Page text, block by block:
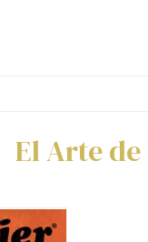
El Arte de